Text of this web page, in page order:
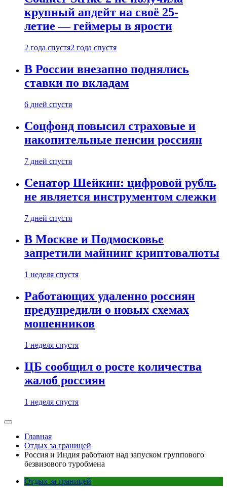
крупный апдейт на своё 25-
летие — геймеры в ярости
2 года спустя2 года спустя
В России внезапно поднялись
ставки по вкладам
6 дней спустя
Соцфонд повысил страховые и
накопительные пенсии россиян
7 дней спустя
Сенатор Шейкин: цифровой рубль
не является инструментом слежки
7 дней спустя
В Москве и Подмосковье
запретили майнинг криптовалюты
1 неделя спустя
Работающих удаленно россиян
предупредили о новых схемах
мошенников
1 неделя спустя
ЦБ сообщил о росте количества
жалоб россиян
1 неделя спустя
Главная
Отдых за границей
Россия и Индия работают над запуском группового
безвизового туробмена
Отдых за границей